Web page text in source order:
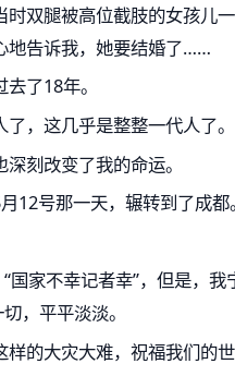
双腿被高位截肢的女孩儿
地告诉我，她要结婚了……
了18年。
，这几乎是整整一代人了。
刻改变了我的命运。
12号那一天，辗转到了成都
国家不幸记者幸”，但是，
，平平淡淡。
的大灾大难，祝福我们的